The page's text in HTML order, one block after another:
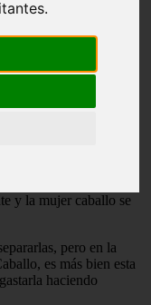
son muy salvajes,
el nombre sus signos.
la vida les lleve.
y la mujer caballo se
pero en la
es más bien esta
haciendo